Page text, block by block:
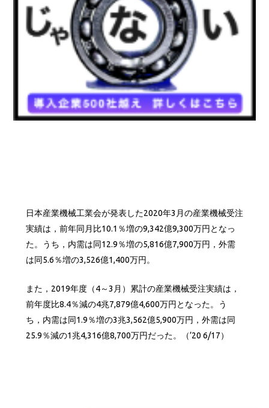
日本産業機械工業会が発表した2020年3月の産業機械受注
実績は，前年同月比10.1％増の9,342億9,300万円となっ
た。うち，内需は同12.9％増の5,816億7,900万円，外需
は同5.6％増の3,526億1,400万円。
また，2019年度（4～3月）累計の産業機械受注実績は，
前年度比8.4％減の4兆7,879億4,600万円となった。う
ち，内需は同1.9％増の3兆3,562億5,900万円，外需は同
25.9％減の1兆4,316億8,700万円だった。（’20 6/17）